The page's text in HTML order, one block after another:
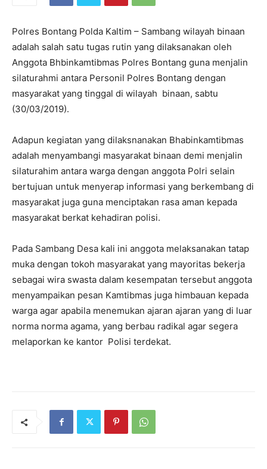
Polres Bontang Polda Kaltim – Sambang wilayah binaan
adalah salah satu tugas rutin yang dilaksanakan oleh
Anggota Bhbinkamtibmas Polres Bontang guna menjalin
silaturahmi antara Personil Polres Bontang dengan
masyarakat yang tinggal di wilayah binaan, sabtu
(30/03/2019).
Adapun kegiatan yang dilaksnanakan Bhabinkamtibmas
adalah menyambangi masyarakat binaan demi menjalin
silaturahim antara warga dengan anggota Polri selain
bertujuan untuk menyerap informasi yang berkembang di
masyarakat juga guna menciptakan rasa aman kepada
masyarakat berkat kehadiran polisi.
Pada Sambang Desa kali ini anggota melaksanakan tatap
muka dengan tokoh masyarakat yang mayoritas bekerja
sebagai wira swasta dalam kesempatan tersebut anggota
menyampaikan pesan Kamtibmas juga himbauan kepada
warga agar apabila menemukan ajaran ajaran yang di luar
norma norma agama, yang berbau radikal agar segera
melaporkan ke kantor Polisi terdekat.